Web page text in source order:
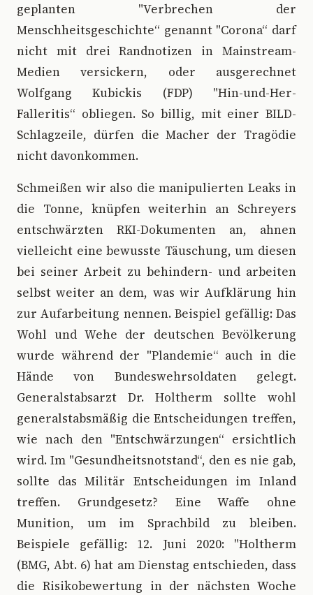
geplanten "Verbrechen der
Menschheitsgeschichte“ genannt "Corona“ darf
nicht mit drei Randnotizen in Mainstream-
Medien versickern, oder ausgerechnet
Wolfgang Kubickis (FDP) "Hin-und-Her-
Falleritis“ obliegen. So billig, mit einer BILD-
Schlagzeile, dürfen die Macher der Tragödie
nicht davonkommen.
Schmeißen wir also die manipulierten Leaks in
die Tonne, knüpfen weiterhin an Schreyers
entschwärzten RKI-Dokumenten an, ahnen
vielleicht eine bewusste Täuschung, um diesen
bei seiner Arbeit zu behindern- und arbeiten
selbst weiter an dem, was wir Aufklärung hin
zur Aufarbeitung nennen. Beispiel gefällig: Das
Wohl und Wehe der deutschen Bevölkerung
wurde während der "Plandemie“ auch in die
Hände von Bundeswehrsoldaten gelegt.
Generalstabsarzt Dr. Holtherm sollte wohl
generalstabsmäßig die Entscheidungen treffen,
wie nach den "Entschwärzungen“ ersichtlich
wird. Im "Gesundheitsnotstand“, den es nie gab,
sollte das Militär Entscheidungen im Inland
treffen. Grundgesetz? Eine Waffe ohne
Munition, um im Sprachbild zu bleiben.
Beispiele gefällig: 12. Juni 2020: "Holtherm
(BMG, Abt. 6) hat am Dienstag entschieden, dass
die Risikobewertung in der nächsten Woche